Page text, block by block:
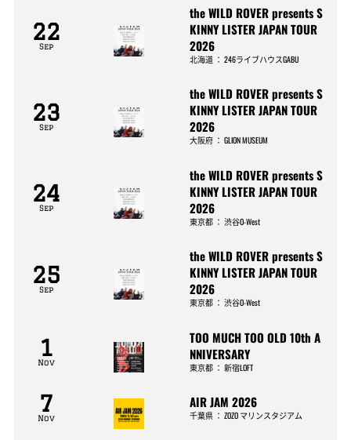
22
Sep
the WILD ROVER presents S
KINNY LISTER JAPAN TOUR
2026
北海道 ：246ライブハウスGABU
23
Sep
the WILD ROVER presents S
KINNY LISTER JAPAN TOUR
2026
大阪府 ：GLION MUSEUM
24
Sep
the WILD ROVER presents S
KINNY LISTER JAPAN TOUR
2026
東京都 ：渋谷O-West
25
Sep
the WILD ROVER presents S
KINNY LISTER JAPAN TOUR
2026
東京都 ：渋谷O-West
1
Nov
TOO MUCH TOO OLD 10th A
NNIVERSARY
東京都 ：新宿LOFT
7
Nov
AIR JAM 2026
千葉県 ：ZOZO マリンスタジアム